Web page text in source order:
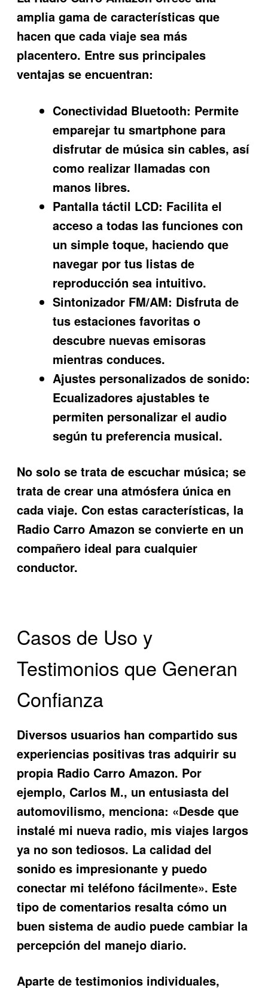
amplia gama de características que
hacen que cada viaje sea más
placentero. Entre sus principales
ventajas se encuentran:
Conectividad Bluetooth: Permite
emparejar tu smartphone para
disfrutar de música sin cables, así
como realizar llamadas con
manos libres.
Pantalla táctil LCD: Facilita el
acceso a todas las funciones con
un simple toque, haciendo que
navegar por tus listas de
reproducción sea intuitivo.
Sintonizador FM/AM: Disfruta de
tus estaciones favoritas o
descubre nuevas emisoras
mientras conduces.
Ajustes personalizados de sonido:
Ecualizadores ajustables te
permiten personalizar el audio
según tu preferencia musical.
No solo se trata de escuchar música; se
trata de crear una atmósfera única en
cada viaje. Con estas características, la
Radio Carro Amazon se convierte en un
compañero ideal para cualquier
conductor.
Casos de Uso y
Testimonios que Generan
Confianza
Diversos usuarios han compartido sus
experiencias positivas tras adquirir su
propia Radio Carro Amazon. Por
ejemplo, Carlos M., un entusiasta del
automovilismo, menciona: «Desde que
instalé mi nueva radio, mis viajes largos
ya no son tediosos. La calidad del
sonido es impresionante y puedo
conectar mi teléfono fácilmente». Este
tipo de comentarios resalta cómo un
buen sistema de audio puede cambiar la
percepción del manejo diario.
Aparte de testimonios individuales,